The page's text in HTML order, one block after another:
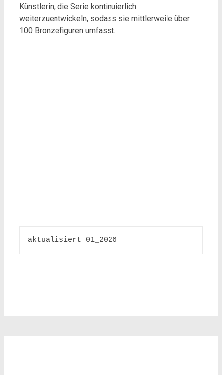
Künstlerin, die Serie kontinuierlich
weiterzuentwickeln, sodass sie mittlerweile über
100 Bronzefiguren umfasst.
aktualisiert 01_2026